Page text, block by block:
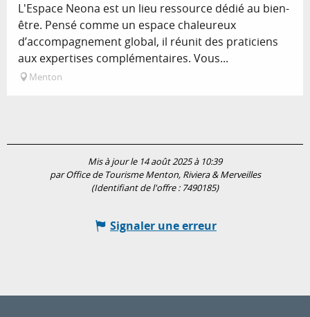
L'Espace Neona est un lieu ressource dédié au bien-
être. Pensé comme un espace chaleureux
d’accompagnement global, il réunit des praticiens
aux expertises complémentaires. Vous...
Menton
Mis à jour le 14 août 2025 à 10:39
par Office de Tourisme Menton, Riviera & Merveilles
(Identifiant de l'offre : 7490185)
Signaler une erreur